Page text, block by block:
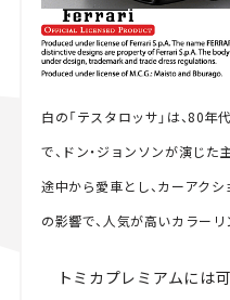
白の「テスタロッサ」は、80年
で、ドン・ジョンソンが演じ
途中から愛車とし、カーアク
の影響で、人気が高いカラーリ
トミカプレミアムには